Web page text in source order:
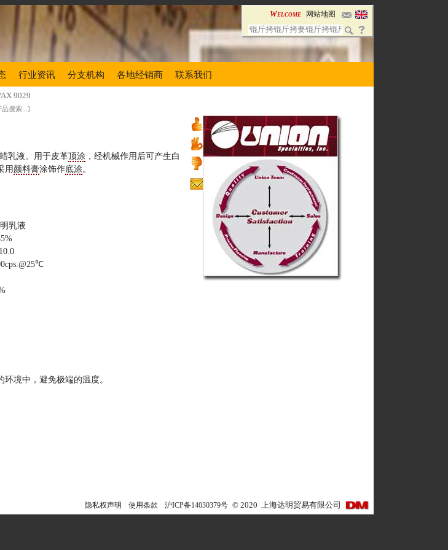
Welcome 网站地图
行业资讯 分支机构 各地经销商 联系我们
9029
搜索... ]
乳液。用于皮革顶涂 ，经机械作用后可产生白
用颜料膏涂饰作底涂。
乳液
境中，避免极端的温度。
隐私权声明 使用条款 沪ICP备14030379号 ©2020 上海达明贸易有限公司